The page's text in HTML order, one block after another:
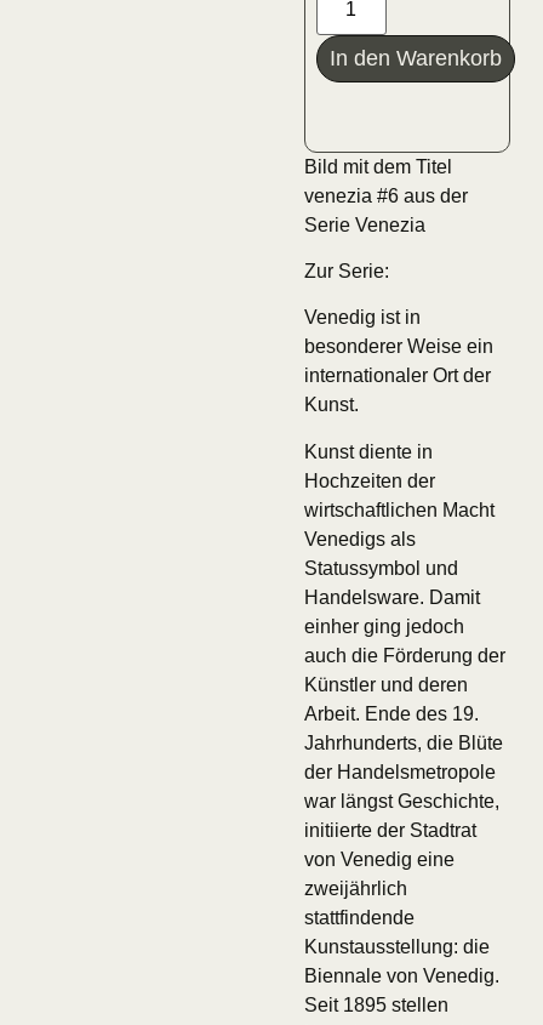
In den Warenkorb
Bild mit dem Titel
venezia #6 aus der
Serie Venezia
Zur Serie:
Venedig ist in
besonderer Weise ein
internationaler Ort der
Kunst.
Kunst diente in
Hochzeiten der
wirtschaftlichen Macht
Venedigs als
Statussymbol und
Handelsware. Damit
einher ging jedoch
auch die Förderung der
Künstler und deren
Arbeit. Ende des 19.
Jahrhunderts, die Blüte
der Handelsmetropole
war längst Geschichte,
initiierte der Stadtrat
von Venedig eine
zweijährlich
stattfindende
Kunstausstellung: die
Biennale von Venedig.
Seit 1895 stellen